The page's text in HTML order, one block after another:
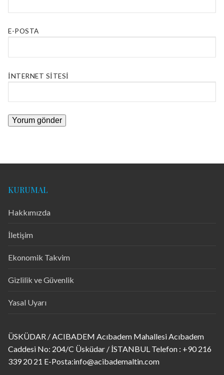
E-POSTA
İNTERNET SITESI
KURUMAL
Hakkımızda
İletişim
Ekonomik Takvim
Gizlilik ve Güvenlik
Yasal Uyarı
ÜSKÜDAR / ACIBADEM Acıbadem Mahallesi Acıbadem
Caddesi No: 204/C Üsküdar / İSTANBUL Telefon : +90 216
339 20 21 E-Posta:info@acibademaltin.com